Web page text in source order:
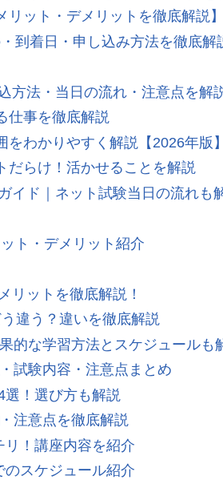
ット・デメリットを徹底解説】
到着日・申し込み方法を徹底解
方法・当日の流れ・注意点を解
仕事を徹底解説
わかりやすく解説【2026年版】
だらけ！活かせることを解説
イド｜ネット試験当日の流れも
ト・デメリット紹介
リットを徹底解説！
違う？違いを徹底解説
的な学習方法とスケジュールも
試験内容・注意点まとめ
選！選び方も解説
注意点を徹底解説
リ！講座内容を紹介
スケジュール紹介